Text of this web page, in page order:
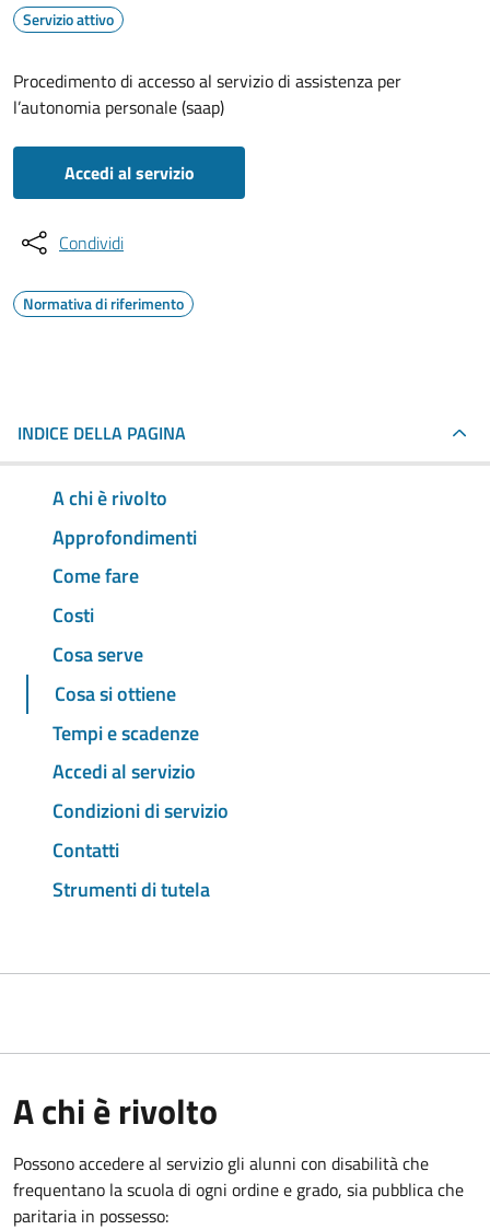
Servizio attivo
Procedimento di accesso al servizio di assistenza per
l’autonomia personale (saap)
Accedi al servizio
Condividi
Normativa di riferimento
INDICE DELLA PAGINA
A chi è rivolto
Approfondimenti
Come fare
Costi
Cosa serve
Cosa si ottiene
Tempi e scadenze
Accedi al servizio
Condizioni di servizio
Contatti
Strumenti di tutela
A chi è rivolto
Possono accedere al servizio gli alunni con disabilità che
frequentano la scuola di ogni ordine e grado, sia pubblica che
paritaria in possesso: